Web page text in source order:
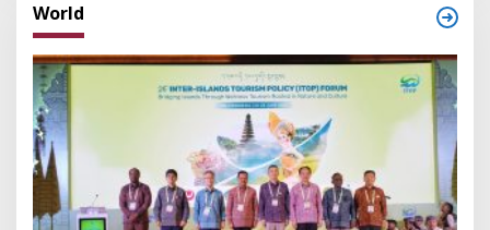
World